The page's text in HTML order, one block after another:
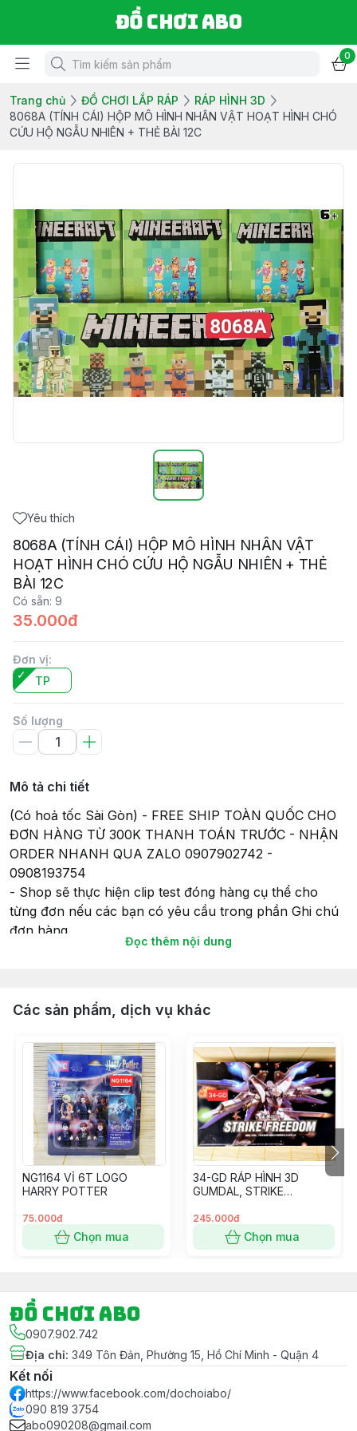
Đồ chơi ABO
0
Trang chủ ĐỒ CHƠI LẮP RÁP
RÁP HÌNH 3D
8068A (TÍNH CÁI) HỘP MÔ HÌNH NHÂN VẬT HOẠT HÌNH CHÓ
CỨU HỘ NGẪU NHIÊN + THẺ BÀI 12C
Yêu thích
8068A (TÍNH CÁI) HỘP MÔ HÌNH NHÂN VẬT
HOẠT HÌNH CHÓ CỨU HỘ NGẪU NHIÊN + THẺ
BÀI 12C
Có sẵn: 9
35.000đ
Đơn vị:
TP
Số lượng
Mô tả chi tiết
(Có hoả tốc Sài Gòn) - FREE SHIP TOÀN QUỐC CHO
ĐƠN HÀNG TỪ 300K THANH TOÁN TRƯỚC - NHẬN
ORDER NHANH QUA ZALO 0907902742 -
0908193754
- Shop sẽ thực hiện clip test đóng hàng cụ thể cho
từng đơn nếu các bạn có yêu cầu trong phần Ghi chú
đơn hàng.
- Tất cả các sản phẩm gửi đi, Shop sẽ lắp đầy đủ pin
món đồ chơi khi gửi hàng giao cho Khách hàng của
- Thời gian giao hàng sẽ theo như cam kết của Sàn
TMĐT nên Bạn vui lòng đọc kỹ thông tin về Giao hàng
khi kết đơn nhé.
- Ngoài ra Shop còn có dịch vụ Gói Quà Miễn Phí khi
Khách hàng có Yêu Cầu cho mục đích tặng quà – Vui
lòng ghi chú Đơn hàng nếu có nhu cầu và cho Shop
xin thông tin màu Giấy gói luôn nhé.
#dochoi #dochoitreem #dochoichobe #dochoibegai
#dochoibetrai #dochoihoatoc #hoatoc #goiqua
#goiquamienphi
Đọc thêm nội dung
Các sản phẩm, dịch vụ khác
NG1164 VỈ 6T LOGO
HARRY POTTER
75.000đ
Chọn mua
34-GD RÁP HÌNH 3D
GUMDAL, STRIKE
245.000đ
Chọn mua
Đồ chơi ABO
0907.902.742
Địa chỉ: 349 Tôn Đản, Phường 15, Hồ Chí Minh - Quận 4
Kết nối
https://www.facebook.com/dochoiabo/
090 819 3754
abo090208@gmail.com